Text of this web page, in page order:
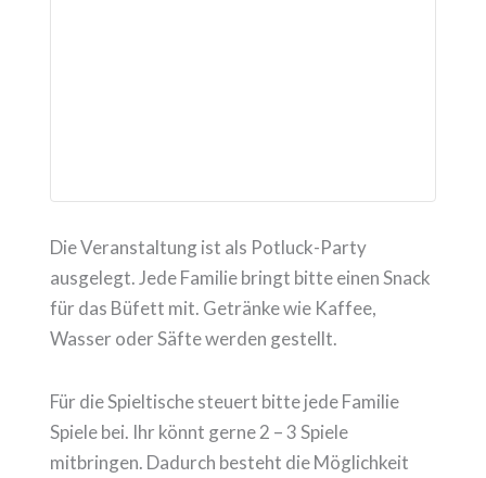
Die Veranstaltung ist als Potluck-Party
ausgelegt. Jede Familie bringt bitte einen Snack
für das Büfett mit. Getränke wie Kaffee,
Wasser oder Säfte werden gestellt.
Für die Spieltische steuert bitte jede Familie
Spiele bei. Ihr könnt gerne 2 – 3 Spiele
mitbringen. Dadurch besteht die Möglichkeit